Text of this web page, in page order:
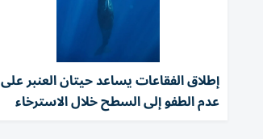
إطلاق الفقاعات يساعد حيتان العنبر على
عدم الطفو إلى السطح خلال الاسترخاء